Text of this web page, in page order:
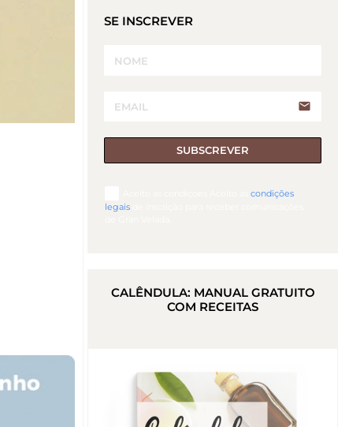
SE INSCREVER
email
SUBSCREVER
condições
legais
CALÊNDULA: MANUAL GRATUITO
COM RECEITAS